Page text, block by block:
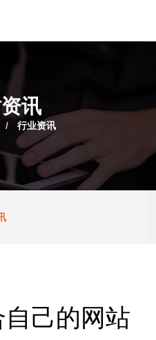
讯
行业资讯
己的网站